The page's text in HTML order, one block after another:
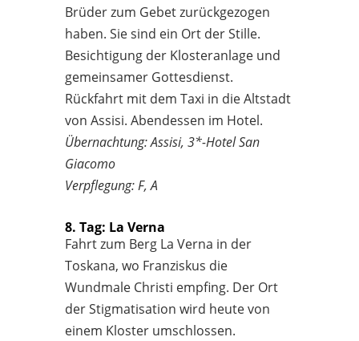
Brüder zum Gebet zurückgezogen
haben. Sie sind ein Ort der Stille.
Besichtigung der Klosteranlage und
gemeinsamer Gottesdienst.
Rückfahrt mit dem Taxi in die Altstadt
von Assisi. Abendessen im Hotel.
Übernachtung: Assisi, 3*-Hotel San
Giacomo
Verpflegung: F, A
8. Tag: La Verna
Fahrt zum Berg La Verna in der
Toskana, wo Franziskus die
Wundmale Christi empfing. Der Ort
der Stigmatisation wird heute von
einem Kloster umschlossen.